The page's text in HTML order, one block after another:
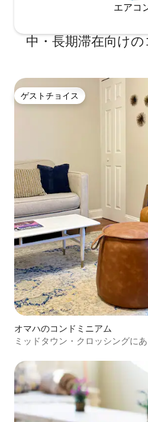
エアコ
中・長期滞在向け
ゲストチョイス
ゲストチョイス
オマハのコンドミニアム
ミッドタウン・クロッシングに